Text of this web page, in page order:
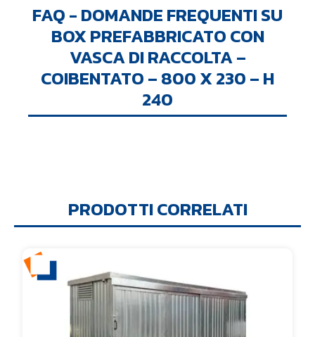
FAQ - DOMANDE FREQUENTI SU
BOX PREFABBRICATO CON
VASCA DI RACCOLTA –
COIBENTATO – 800 X 230 – H
240
PRODOTTI CORRELATI